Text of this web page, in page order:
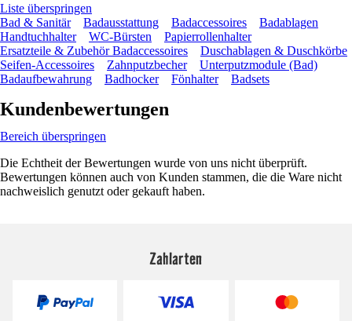
Liste überspringen
Bad & Sanitär
Badausstattung Badaccessoires
Badablagen
Handtuchhalter
WC-Bürsten
Papierrollenhalter
Ersatzteile & Zubehör Badaccessoires
Duschablagen & Duschkörbe
Seifen-Accessoires
Zahnputzbecher
Unterputzmodule (Bad)
Badaufbewahrung
Badhocker Fönhalter Badsets
Kundenbewertungen
Bereich überspringen
Die Echtheit der Bewertungen wurde von uns nicht überprüft.
Bewertungen können auch von Kunden stammen, die die Ware nicht
nachweislich genutzt oder gekauft haben.
Zahlarten